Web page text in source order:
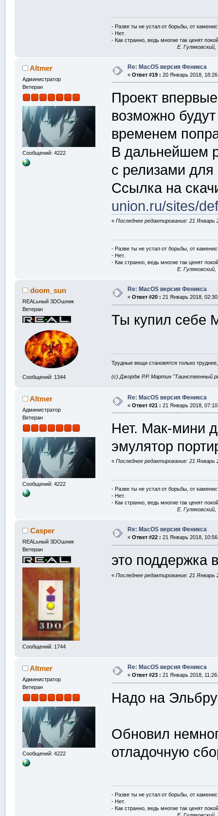
- Разве ты не устал от борьбы, от
- Нет.
- Как странно, ведь многие так ценят
E.
Altmer
Администратор
Ветеран
Сообщений: 4222
Re: MacOS версия Феникса
« Ответ #19 : 20 Январь 2018,
Проект
возможно
временем
В дальнейшем
с релизами
Ссылка на
union.ru/sites/
«Последнее редактирование: 21 Январь
- Разве ты не устал от борьбы, от
- Нет.
- Как странно, ведь многие так ценят
E.
doom_sun
REALьный 3DOшник
Ветеран
Сообщений: 1344
Re: MacOS версия Феникса
« Ответ #20 : 21 Январь 2018,
Ты купил себе
Трудные вещи становятся только
(с) Джордж Р.Р. Мартин "Таинственный
Altmer
Администратор
Ветеран
Сообщений: 4222
Re: MacOS версия Феникса
« Ответ #21 : 21 Январь 2018,
Нет. Мак-мини
эмулятор
«Последнее редактирование: 21 Январь
- Разве ты не устал от борьбы, от
- Нет.
- Как странно, ведь многие так ценят
E.
Casper
REALьный 3DOшник
Ветеран
Сообщений: 1744
Re: MacOS версия Феникса
« Ответ #22 : 21 Январь 2018,
это поддержка
«Последнее редактирование: 21 Январь
Altmer
Администратор
Ветеран
Сообщений: 4222
Re: MacOS версия Феникса
« Ответ #23 : 21 Январь 2018,
Надо на
Обновил
отладочную
- Разве ты не устал от борьбы, от
- Нет.
- Как странно, ведь многие так ценят